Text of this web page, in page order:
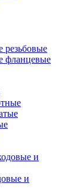
резьбовые
фланцевые
и